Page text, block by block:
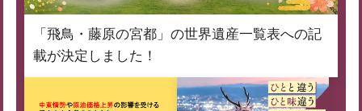
「飛鳥・藤原の宮都」の世界遺産一覧表への記
載が決定しました！